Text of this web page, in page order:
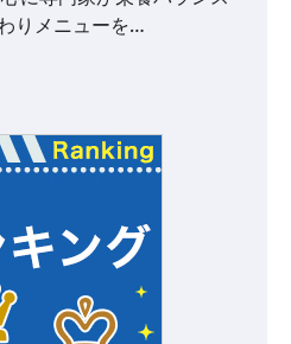
りメニューを…